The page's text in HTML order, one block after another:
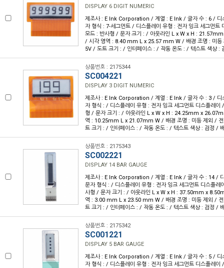
DISPLAY 6 DIGIT NUMERIC
제조사 : E Ink Corporation / 계열 : E Ink / 글자 수 : 6 / 디
자 형식 : 7-세그먼트 / 디스플레이 유형 : 전자 잉크 세그먼트
모드 : 반사형 / 문자 크기 : / 아웃라인 L x W x H :
/ 시각 영역 : 8.40 mm L x 25.57 mm W / 배경 조명 : 미등
5V / 도트 크기 : / 인터페이스 : / 작동 온도 : / 텍스트 색상 :
상품번호 : 2175344
SC004221
DISPLAY 3 DIGIT NUMERIC
제조사 : E Ink Corporation / 계열 : E Ink / 글자 수 : 3 / 디
자 형식 : / 디스플레이 유형 : 전자 잉크 세그먼트 디스플레이
형 / 문자 크기 : / 아웃라인 L x W x H : 24.25mm x
역 : 10.25mm L x 21.07mm W / 배경 조명 : 미등 제외 /
트 크기 : / 인터페이스 : / 작동 온도 : / 텍스트 색상 : 검정 /
상품번호 : 2175343
SC002221
DISPLAY 14 BAR GAUGE
제조사 : E Ink Corporation / 계열 : E Ink / 글자 수 : 14 /
문자 형식 : / 디스플레이 유형 : 전자 잉크 세그먼트 디스플레
사형 / 문자 크기 : / 아웃라인 L x W x H : 37.50mm x
역 : 3.00 mm L x 23.50 mm W / 배경 조명 : 미등 제외 /
트 크기 : / 인터페이스 : / 작동 온도 : / 텍스트 색상 : 검정 /
상품번호 : 2175342
SC001221
DISPLAY 5 BAR GAUGE
제조사 : E Ink Corporation / 계열 : E Ink / 글자 수 : 5 / 디
자 형식 : / 디스플레이 유형 : 전자 잉크 세그먼트 디스플레이